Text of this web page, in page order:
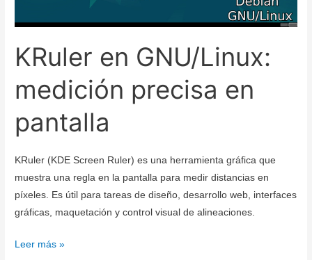
KRuler en GNU/Linux:
medición precisa en
pantalla
KRuler (KDE Screen Ruler) es una herramienta gráfica que
muestra una regla en la pantalla para medir distancias en
píxeles. Es útil para tareas de diseño, desarrollo web, interfaces
gráficas, maquetación y control visual de alineaciones.
KRuler
Leer más »